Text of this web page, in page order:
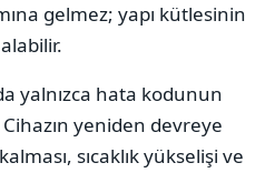
gelmez; yapı kütlesinin
yalnızca hata kodunun
yeniden devreye
sıcaklık yükselişi ve